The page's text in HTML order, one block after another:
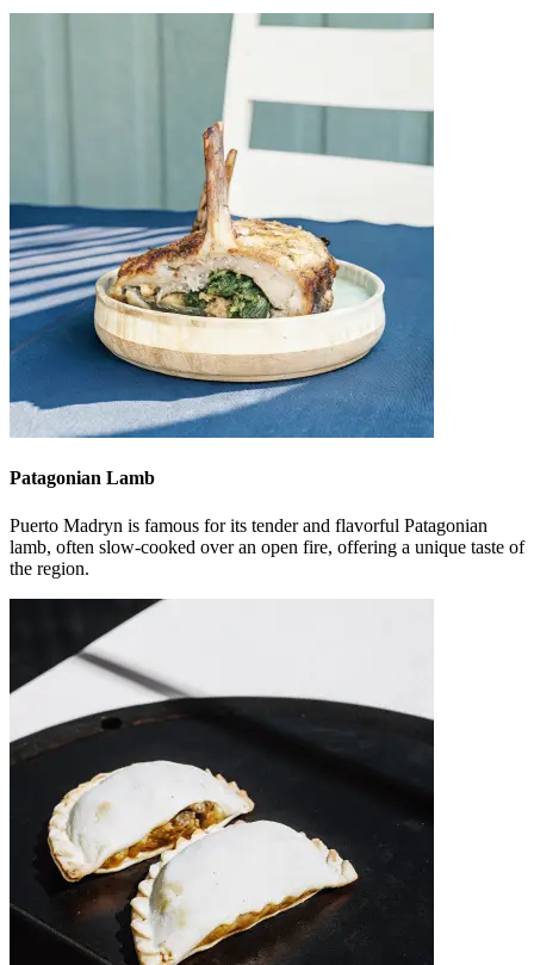
Patagonian Lamb
Puerto Madryn is famous for its tender and flavorful Patagonian
lamb, often slow-cooked over an open fire, offering a unique taste of
the region.